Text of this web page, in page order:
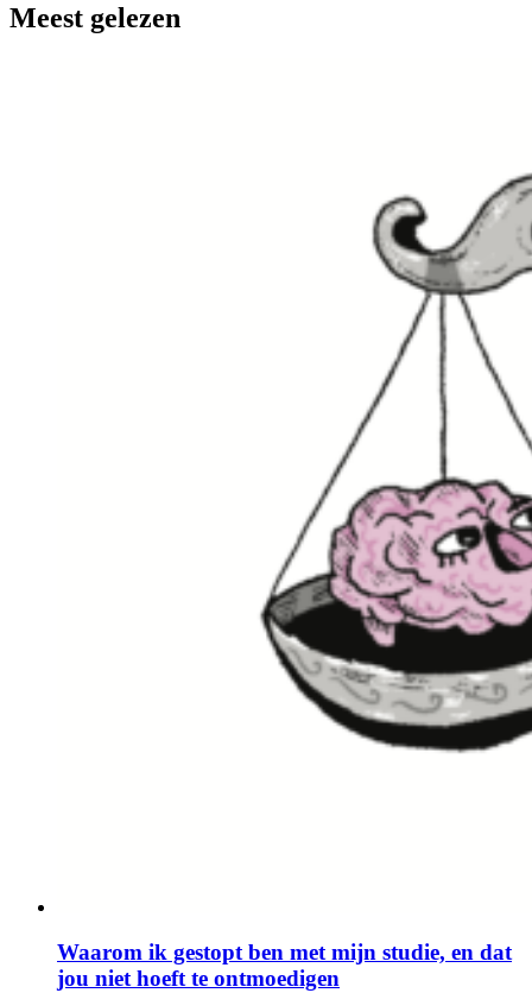
Meest gelezen
Waarom ik gestopt ben met mijn studie, en dat
jou niet hoeft te ontmoedigen